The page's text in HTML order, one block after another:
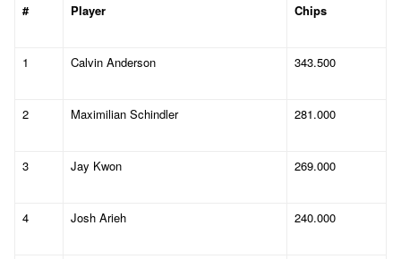
# Player Chips
1 Calvin Anderson 343.500
2 Maximilian Schindler 281.000
3 Jay Kwon 269.000
4 Josh Arieh 240.000